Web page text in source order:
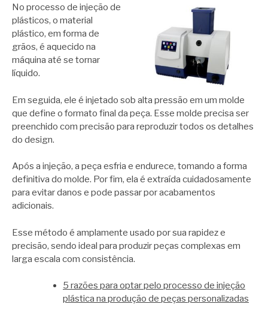
No processo de injeção de
plásticos, o material
plástico, em forma de
grãos, é aquecido na
máquina até se tornar
líquido.
Em seguida, ele é injetado sob alta pressão em um molde
que define o formato final da peça. Esse molde precisa ser
preenchido com precisão para reproduzir todos os detalhes
do design.
Após a injeção, a peça esfria e endurece, tomando a forma
definitiva do molde. Por fim, ela é extraída cuidadosamente
para evitar danos e pode passar por acabamentos
adicionais.
Esse método é amplamente usado por sua rapidez e
precisão, sendo ideal para produzir peças complexas em
larga escala com consistência.
5 razões para optar pelo processo de injeção
plástica na produção de peças personalizadas